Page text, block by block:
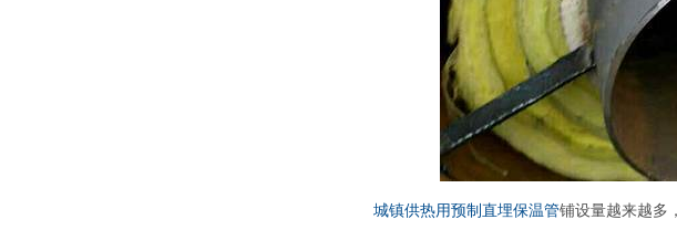
城镇供热用预制直埋保温管铺设量越来越多